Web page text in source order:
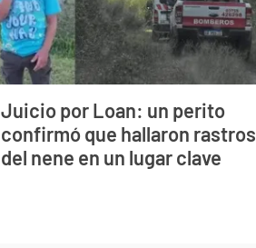
Juicio por Loan: un perito
confirmó que hallaron rastros
del nene en un lugar clave